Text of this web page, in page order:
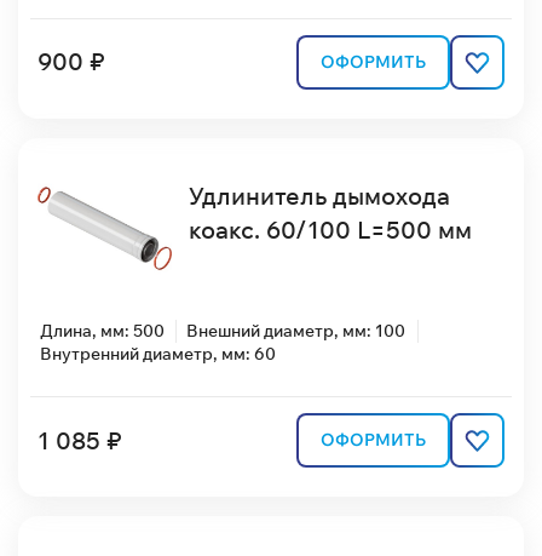
900 ₽ ОФОРМИТЬ
Удлинитель дымохода
коакс. 60/100 L=500 мм
Длина, мм: 500
Внешний диаметр, мм: 100
Внутренний диаметр, мм: 60
1 085 ₽ ОФОРМИТЬ